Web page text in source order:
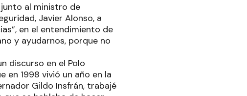
al ministro de
Javier Alonso, a
en el entendimiento de
y ayudarnos, porque no
discurso en el Polo
en 1998 vivió un año en la
Gildo Insfrán, trabajé